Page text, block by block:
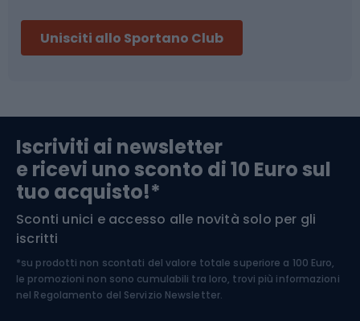
Abbigliamento da escursionismo
Componenti per biciclette
Arrampicata
Medicina dello sport
Abbigliamento ciclistico
Unisciti allo Sportano Club
Iscriviti ai newsletter
e ricevi uno sconto di 10 Euro sul
tuo acquisto!*
Sconti unici e accesso alle novità solo per gli
iscritti
*su prodotti non scontati del valore totale superiore a 100 Euro,
le promozioni non sono cumulabili tra loro, trovi più informazioni
nel Regolamento del Servizio Newsletter.